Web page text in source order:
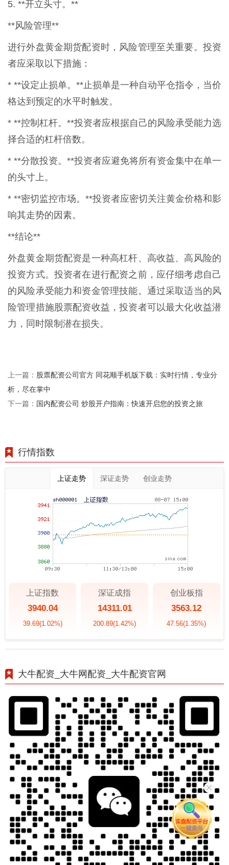
5. **开立头寸。**
**风险管理**
进行外盘黄金期货配资时，风险管理至关重要。投资
者应采取以下措施：
* **设定止损单。**止损单是一种自动平仓指令，当价
格达到预定的水平时触发。
* **控制杠杆。**投资者应根据自己的风险承受能力选
择合适的杠杆倍数。
* **分散投资。**投资者应避免将所有资金集中在单一
的头寸上。
* **密切监控市场。**投资者应密切关注黄金价格和影
响其走势的因素。
**结论**
外盘黄金期货配资是一种高杠杆、高收益、高风险的
投资方式。投资者在进行配资之前，应仔细考虑自己
的风险承受能力和资金管理技能。通过采取适当的风
险管理措施股票配资收益，投资者可以最大化收益潜
力，同时限制潜在损失。
上一篇： 股票配资公司官方 同花顺手机版下载：实时行情，专业分
析，尽在掌中
下一篇： 国内配资公司 炒股开户指南：快速开启您的投资之旅
行情指数
上证走势 深证走势 创业走势
上证指数
3940.04
39.69(1.02%)
深证成指
14311.01
200.89(1.42%)
创业板指
3563.12
47.56(1.35%)
大牛配资_大牛网配资_大牛配资官网